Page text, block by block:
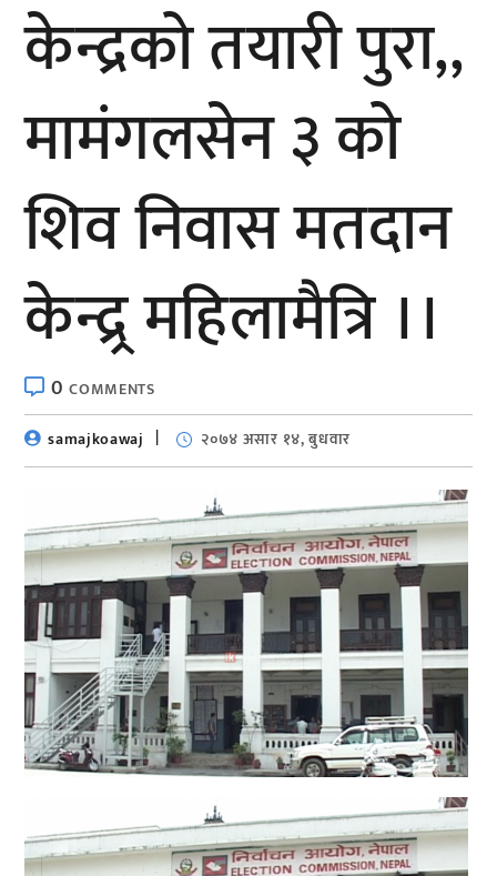
केन्द्रको तयारी पुरा,,
मामंगलसेन ३ को
शिव निवास मतदान
केन्द्र्र महिलामैत्रि ।।
0COMMENTS
samajkoawaj
२०७४ असार १४, बुधवार